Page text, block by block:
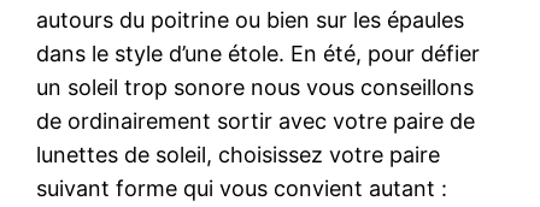
autours du poitrine ou bien sur les épaules
dans le style d’une étole. En été, pour défier
un soleil trop sonore nous vous conseillons
de ordinairement sortir avec votre paire de
lunettes de soleil, choisissez votre paire
suivant forme qui vous convient autant :